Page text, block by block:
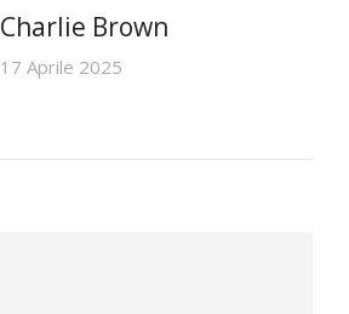
Charlie Brown
17 Aprile 2025